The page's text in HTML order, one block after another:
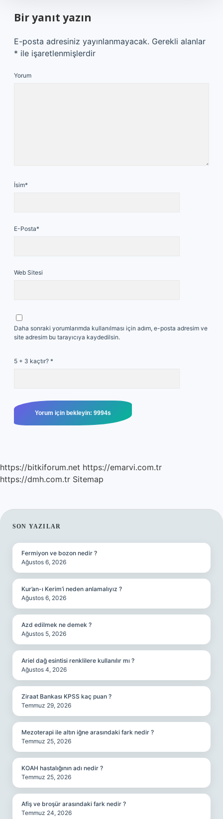
Bir yanıt yazın
E-posta adresiniz yayınlanmayacak. Gerekli alanlar
* ile işaretlenmişlerdir
Yorum
İsim*
E-Posta*
Web Sitesi
Daha sonraki yorumlarımda kullanılması için adım, e-posta adresim ve
site adresim bu tarayıcıya kaydedilsin.
5 + 3 kaçtır? *
https://bitkiforum.net https://emarvi.com.tr
https://dmh.com.tr Sitemap
SIDEBAR
SON YAZILAR
Fermiyon ve bozon nedir ?
Ağustos 6, 2026
Kur’an-ı Kerim’i neden anlamalıyız ?
Ağustos 6, 2026
Azd edilmek ne demek ?
Ağustos 5, 2026
Ariel dağ esintisi renklilere kullanılır mı ?
Ağustos 4, 2026
Ziraat Bankası KPSS kaç puan ?
Temmuz 29, 2026
Mezoterapi ile altın iğne arasındaki fark nedir ?
Temmuz 25, 2026
KOAH hastalığının adı nedir ?
Temmuz 25, 2026
Afiş ve broşür arasındaki fark nedir ?
Temmuz 24, 2026